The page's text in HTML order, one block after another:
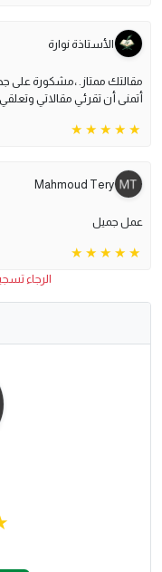
الأستاذة نوارة
مقالتك ممتاز. ،مشكورة
أتمنى أن تقرئي مقالاتي
Mahmoud Tery
عمل جميل
الرجاء